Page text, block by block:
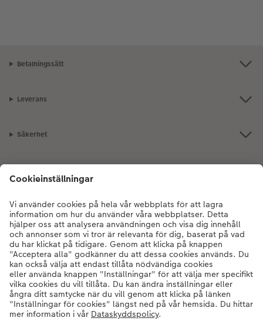
Betalningssätt
Leverans
Säkerhet
Kundservice
Om oss
Fotoprodukter
Andra produkter